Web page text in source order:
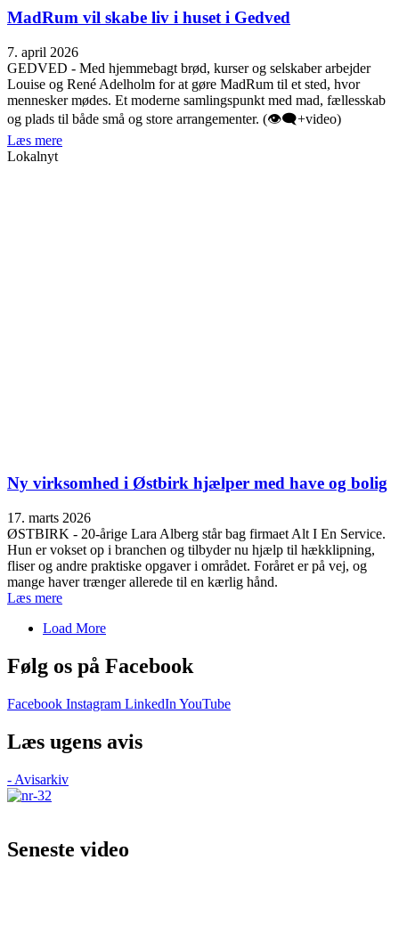
MadRum vil skabe liv i huset i Gedved
7. april 2026
GEDVED - Med hjemmebagt brød, kurser og selskaber arbejder
Louise og René Adelholm for at gøre MadRum til et sted, hvor
mennesker mødes. Et moderne samlingspunkt med mad, fællesskab
og plads til både små og store arrangementer. (👁️‍🗨️+video)
Læs mere
Lokalnyt
Ny virksomhed i Østbirk hjælper med have og bolig
17. marts 2026
ØSTBIRK - 20-årige Lara Alberg står bag firmaet Alt I En Service.
Hun er vokset op i branchen og tilbyder nu hjælp til hækklipning,
fliser og andre praktiske opgaver i området. Foråret er på vej, og
mange haver trænger allerede til en kærlig hånd.
Læs mere
Load More
Følg os på Facebook
Facebook Instagram LinkedIn YouTube
Læs ugens avis
- Avisarkiv
Seneste video